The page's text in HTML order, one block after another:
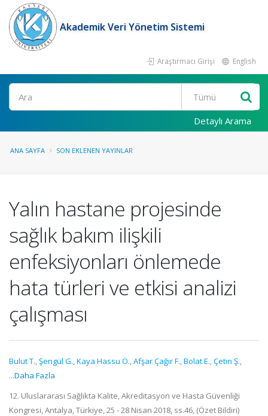
Akademik Veri Yönetim Sistemi
Araştırmacı Girişi English
Ara
Detaylı Arama
ANA SAYFA SON EKLENEN YAYINLAR
Yalın hastane projesinde
sağlık bakım ilişkili
enfeksiyonları önlemede
hata türleri ve etkisi analizi
çalışması
Bulut T.,Şengül G.,Kaya Hassu Ö.,Afşar Çağır F.,Bolat E.,Çetin Ş.,
...Daha Fazla
12. Uluslararası Sağlıkta Kalite, Akreditasyon ve Hasta Güvenliği
Kongresi, Antalya, Türkiye, 25 - 28 Nisan 2018, ss.46, (Özet Bildiri)